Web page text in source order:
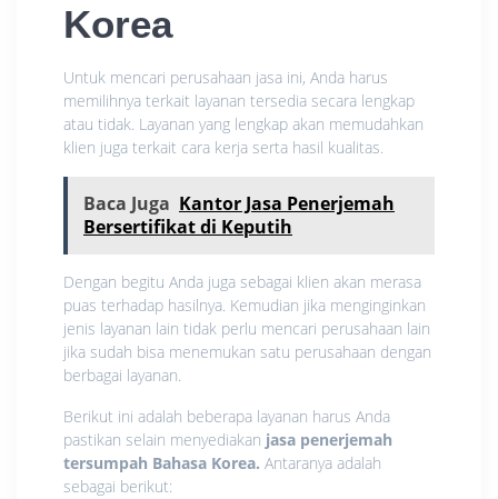
Korea
Untuk mencari perusahaan jasa ini, Anda harus
memilihnya terkait layanan tersedia secara lengkap
atau tidak. Layanan yang lengkap akan memudahkan
klien juga terkait cara kerja serta hasil kualitas.
Baca Juga Kantor Jasa Penerjemah
Bersertifikat di Keputih
Dengan begitu Anda juga sebagai klien akan merasa
puas terhadap hasilnya. Kemudian jika menginginkan
jenis layanan lain tidak perlu mencari perusahaan lain
jika sudah bisa menemukan satu perusahaan dengan
berbagai layanan.
Berikut ini adalah beberapa layanan harus Anda
pastikan selain menyediakan jasa penerjemah
tersumpah Bahasa Korea. Antaranya adalah
sebagai berikut: